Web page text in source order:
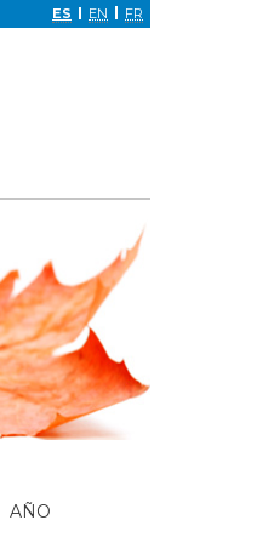
Selección
de
ES EN FR
AÑO